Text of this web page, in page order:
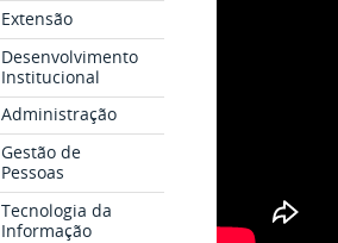
Extensão
Desenvolvimento
Institucional
Administração
Gestão de
Pessoas
Tecnologia da
Informação